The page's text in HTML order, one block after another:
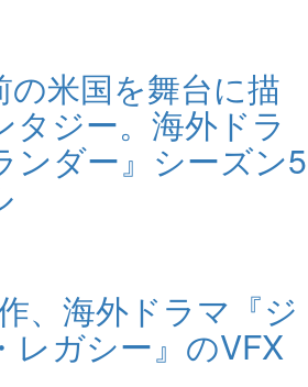
の米国を舞台に描
タジー。海外ドラ
ンダー』シーズン5
、海外ドラマ『ジ
レガシー』のVFX